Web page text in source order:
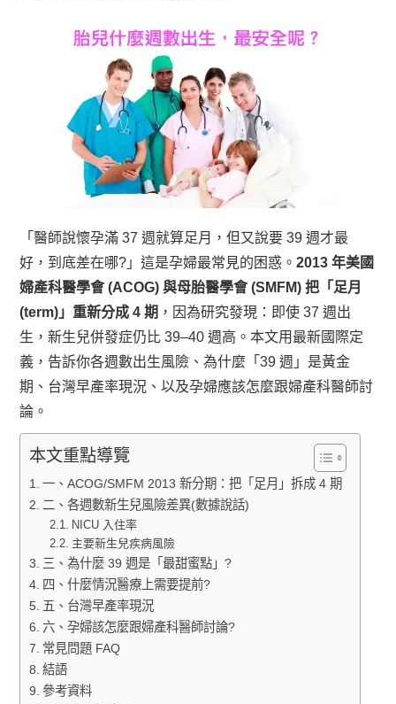
我思故我在
主婦碎碎念
「醫師說懷孕滿 37 週就算足月，但又說要 39 週才最
好，到底差在哪?」這是孕婦最常見的困惑。2013 年美國
婦產科醫學會 (ACOG) 與母胎醫學會 (SMFM) 把「足月
(term)」重新分成 4 期 ，因為研究發現：即使 37 週出
生，新生兒併發症仍比 39–40 週高。本文用最新國際定
義，告訴你各週數出生風險、為什麼「39 週」是黃金
期、台灣早產率現況、以及孕婦應該怎麼跟婦產科醫師討
論。
本文重點導覽
一、ACOG/SMFM 2013 新分期：把「足月」拆成 4 期
二、各週數新生兒風險差異(數據說話)
NICU 入住率
主要新生兒疾病風險
三、為什麼 39 週是「最甜蜜點」?
四、什麼情況醫療上需要提前?
五、台灣早產率現況
六、孕婦該怎麼跟婦產科醫師討論?
常見問題 FAQ
結語
參考資料